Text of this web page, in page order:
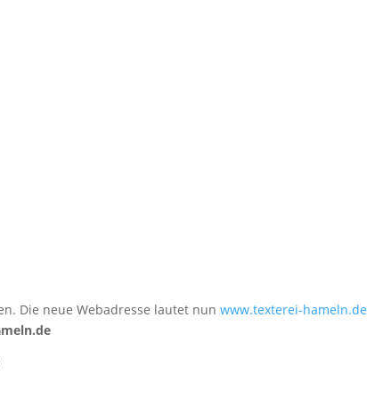
Die neue Web­adres­se lau­tet nunwww.texterei-hameln.de